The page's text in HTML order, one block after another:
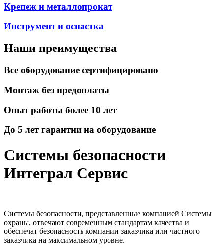
Крепеж и металлопрокат
Инструмент и оснастка
Наши преимущества
Все оборудование сертифицировано
Монтаж без предоплаты
Опыт работы более 10 лет
До 5 лет гарантии на оборудование
Системы безопасности
Интеграл Сервис
Системы безопасности, представленные компанией Системы
охраны, отвечают современным стандартам качества и
обеспечат безопасность компании заказчика или частного
заказчика на максимальном уровне.